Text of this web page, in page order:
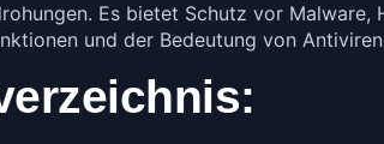
Es bietet Schutz vor
und der Bedeutung von